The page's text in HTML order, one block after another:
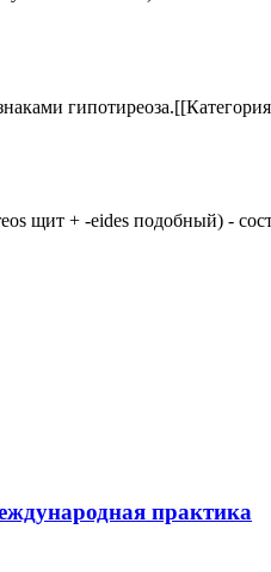
щит + -eides подобный) -
практика